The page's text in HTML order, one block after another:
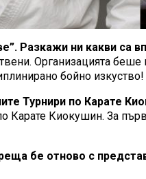
Разкажи ни какви са
Организацията
бойно изкуство!
Турнири по Карате
Киокушин. За
бе отново с